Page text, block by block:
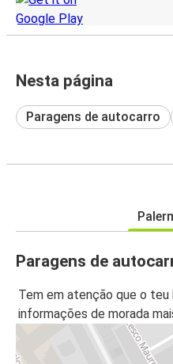
Nesta página
Paragens de autocarro
Paragens de
Tem em atenção que o
informações de morada